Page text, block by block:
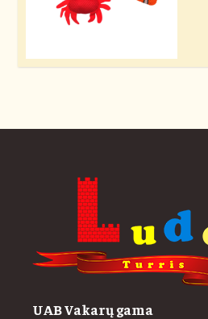
UAB Vakarų gama